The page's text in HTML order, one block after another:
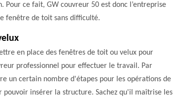
Pour ce fait, GW couvreur 50 est donc l’entreprise
fenêtre de toit sans difficulté.
en place des fenêtres de toit ou velux pour
professionnel pour effectuer le travail. Par
un certain nombre d'étapes pour les opérations de
insérer la structure. Sachez qu'il maîtrise les